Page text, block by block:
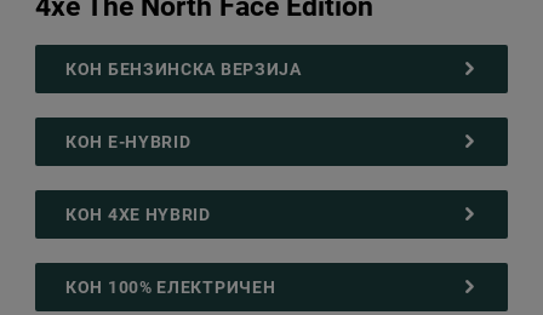
4xe The North Face Edition
КОН БЕНЗИНСКА ВЕРЗИЈА
КОН E-HYBRID
КОН 4XE HYBRID
КОН 100% ЕЛЕКТРИЧЕН